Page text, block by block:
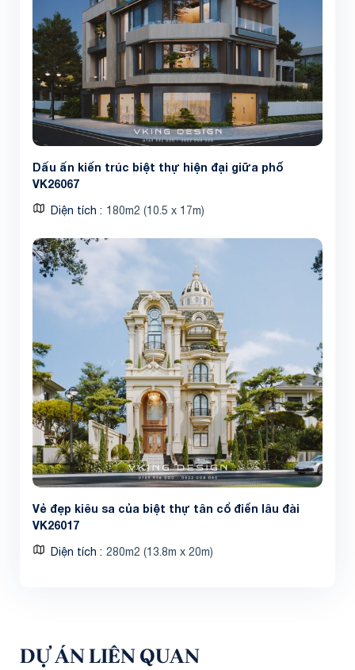
Dấu ấn kiến trúc biệt thự hiện đại giữa phố
VK26067
Diện tích 180m2 (10.5 x 17m)
Vẻ đẹp kiêu sa của biệt thự tân cổ điển lâu đài
VK26017
Diện tích 280m2 (13.8m x 20m)
DỰ ÁN LIÊN QUAN